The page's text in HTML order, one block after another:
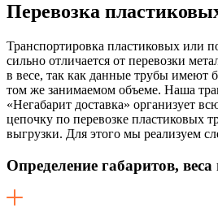
Перевозка
Транспортировка пластиковых или
сильно отличается от перевозки
в весе, так как данные трубы имеют
том же занимаемом объеме. Наша
«Негабарит доставка» организует
цепочку по перевозке пластиковых
выгрузки. Для этого мы реализуем
Определение габаритов,